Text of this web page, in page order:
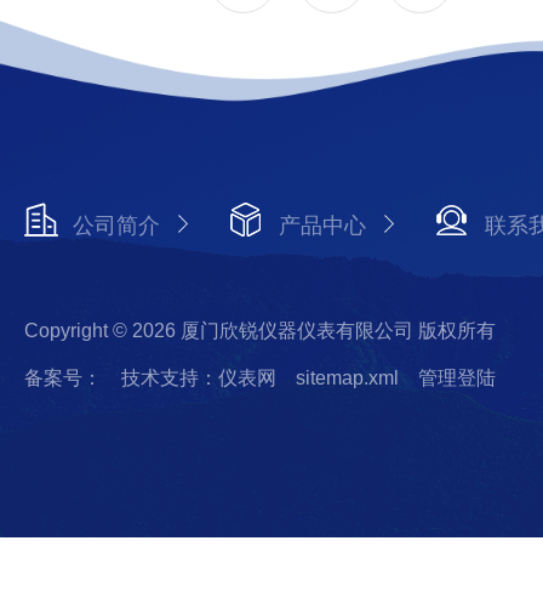
公司简介 产品中心 联系
Copyright © 2026 厦门欣锐仪器仪表有限公司 版权所有
备案号： 技术支持：仪表网 sitemap.xml 管理登陆